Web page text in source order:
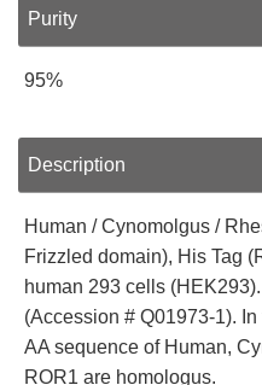
Purity
95%
Description
Human / Cynomolgus /
Frizzled domain), His Tag
human 293 cells
(Accession # Q01973-1).
AA sequence of Human,
ROR1 are homologus.